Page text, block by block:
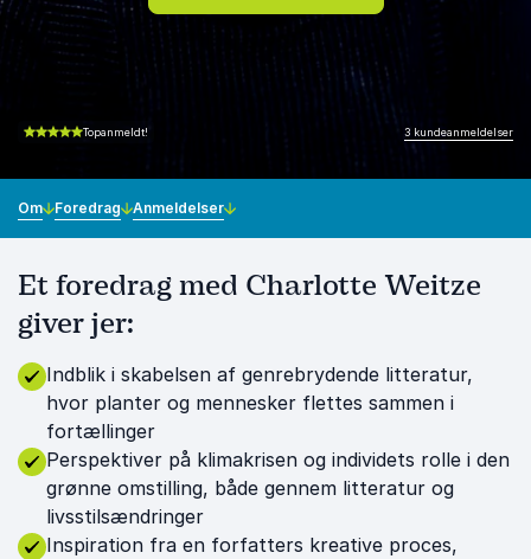
4.67 ud af 5Topanmeldt! 3 kundeanmeldelser
Om Foredrag Anmeldelser
Et foredrag med Charlotte Weitze
giver jer:
Indblik i skabelsen af genrebrydende litteratur,
hvor planter og mennesker flettes sammen i
fortællinger
Perspektiver på klimakrisen og individets rolle i den
grønne omstilling, både gennem litteratur og
livsstilsændringer
Inspiration fra en forfatters kreative proces,